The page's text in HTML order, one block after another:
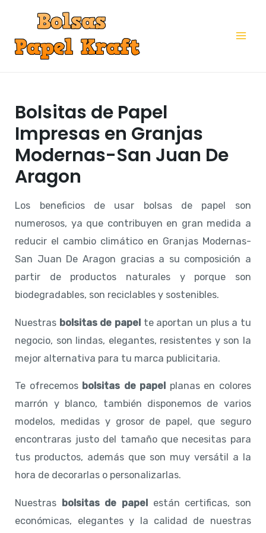
contenido
Bolsitas de Papel
Impresas en Granjas
Modernas-San Juan De
Aragon
Los beneficios de usar bolsas de papel son
numerosos, ya que contribuyen en gran medida a
reducir el cambio climático en Granjas Modernas-
San Juan De Aragon gracias a su composición a
partir de productos naturales y porque son
biodegradables, son reciclables y sostenibles.
Nuestras bolsitas de papel te aportan un plus a tu
negocio, son lindas, elegantes, resistentes y son la
mejor alternativa para tu marca publicitaria.
Te ofrecemos bolsitas de papel planas en colores
marrón y blanco, también disponemos de varios
modelos, medidas y grosor de papel, que seguro
encontraras justo del tamaño que necesitas para
tus productos, además que son muy versátil a la
hora de decorarlas o personalizarlas.
Nuestras bolsitas de papel están certificas, son
económicas, elegantes y la calidad de nuestras